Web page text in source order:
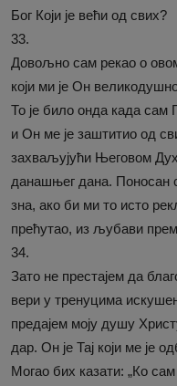
Бог Који је већи од свих?
33.
Довољно сам рекао о
који ми је Он
То је било онда када сам
и Он ме је заштитио од
захваљујући Његовом
данашњег дана. Поносан
зна, ако би ми то исто
прећутао, из љубави
34.
Зато не престајем да
вери у тренуцима
предајем моју душу
дар. Он је Тај који ме је
Могао бих казати: „Ко